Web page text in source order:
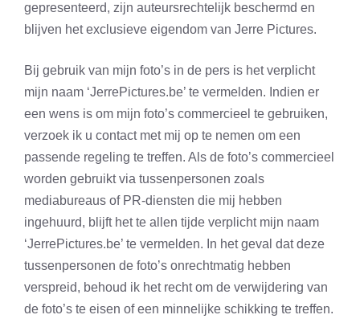
gepresenteerd, zijn auteursrechtelijk beschermd en
blijven het exclusieve eigendom van Jerre Pictures.
Bij gebruik van mijn foto’s in de pers is het verplicht
mijn naam ‘JerrePictures.be’ te vermelden. Indien er
een wens is om mijn foto’s commercieel te gebruiken,
verzoek ik u contact met mij op te nemen om een
passende regeling te treffen. Als de foto’s commercieel
worden gebruikt via tussenpersonen zoals
mediabureaus of PR-diensten die mij hebben
ingehuurd, blijft het te allen tijde verplicht mijn naam
‘JerrePictures.be’ te vermelden. In het geval dat deze
tussenpersonen de foto’s onrechtmatig hebben
verspreid, behoud ik het recht om de verwijdering van
de foto’s te eisen of een minnelijke schikking te treffen.